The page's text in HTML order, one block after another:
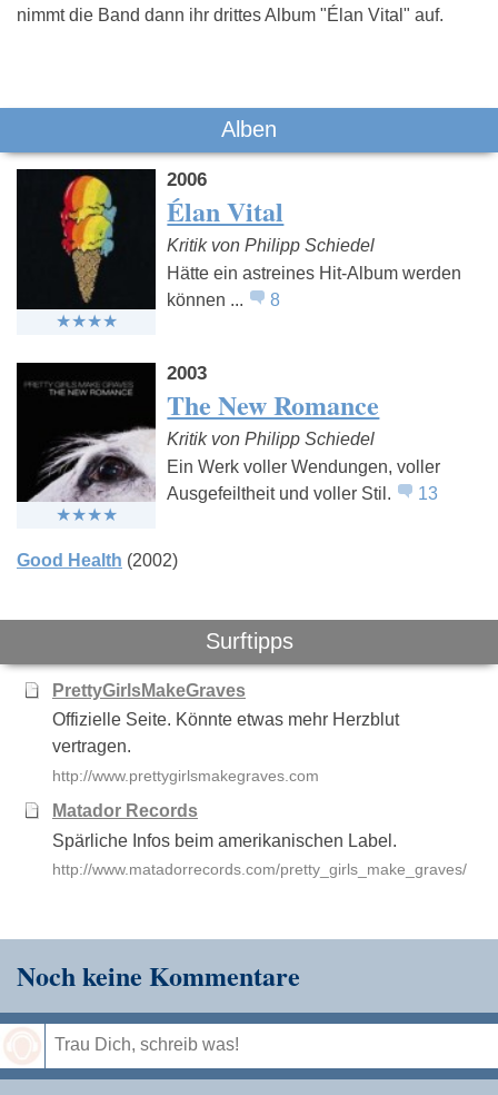
nimmt die Band dann ihr drittes Album "Élan Vital" auf.
Das könnte Dich auch interessieren:
The Strokes Blackmail
Alben
2006
Élan Vital
Kritik von Philipp Schiedel
Hätte ein astreines Hit-Album werden
können ...
8
2003
The New Romance
Kritik von Philipp Schiedel
Ein Werk voller Wendungen, voller
Ausgefeiltheit und voller Stil.
13
Good Health (2002)
Surftipps
PrettyGirlsMakeGraves
Offizielle Seite. Könnte etwas mehr Herzblut
vertragen.
http://www.prettygirlsmakegraves.com
Matador Records
Spärliche Infos beim amerikanischen Label.
http://www.matadorrecords.com/pretty_girls_make_graves/
Noch keine Kommentare